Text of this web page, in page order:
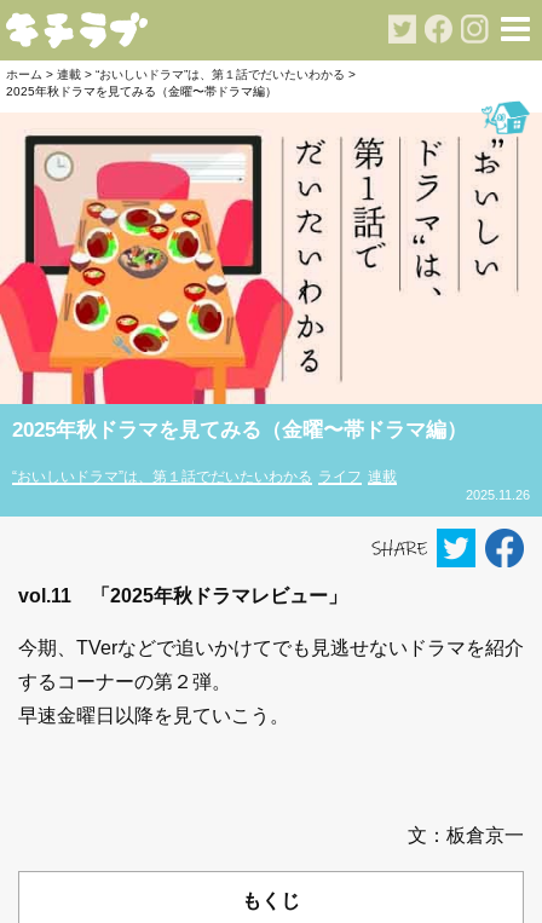
ホーム > 連載 > “おいしいドラマ”は、第１話でだいたいわかる >
2025年秋ドラマを見てみる（金曜〜帯ドラマ編）
2025年秋ドラマを見てみる（金曜〜帯ドラマ編）
“おいしいドラマ”は、第１話でだいたいわかる ライフ 連載
2025.11.26
vol.11 「2025年秋ドラマレビュー」
今期、TVerなどで追いかけてでも見逃せないドラマを紹介
するコーナーの第２弾。
早速金曜日以降を見ていこう。
文：板倉京一
もくじ